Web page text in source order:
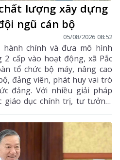
lượng xây dựng
ngũ cán bộ
05/08/2026 08:52
chính và đưa mô hình
cấp vào hoạt động, xã Pắc
tổ chức bộ máy, nâng cao
đảng viên, phát huy vai trò
đảng. Với nhiều giải pháp
dục chính trị, tư tưởng,
tạo, bố trí cán bộ và tăng
công tác đảng, Đảng bộ xã
thống chính trị trong sạch,
cầu nhiệm vụ trong giai